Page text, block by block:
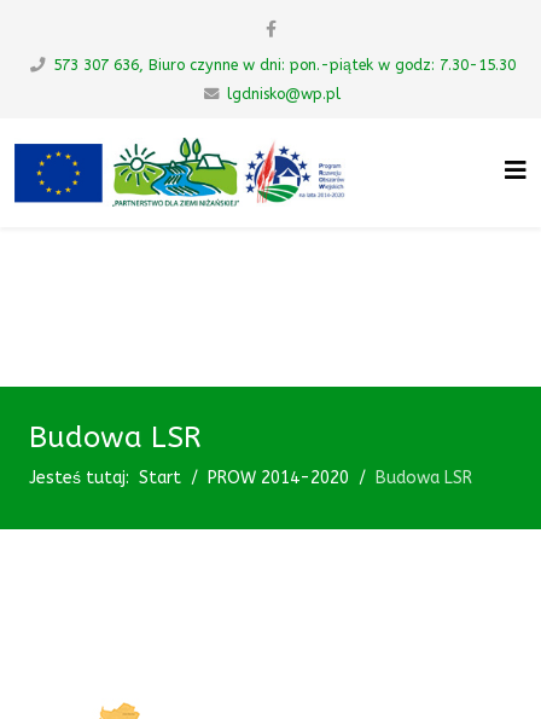
573 307 636, Biuro czynne w dni: pon.-piątek w godz: 7.30-15.30
lgdnisko@wp.pl
Budowa LSR
Jesteś tutaj: Start PROW 2014-2020 Budowa LSR